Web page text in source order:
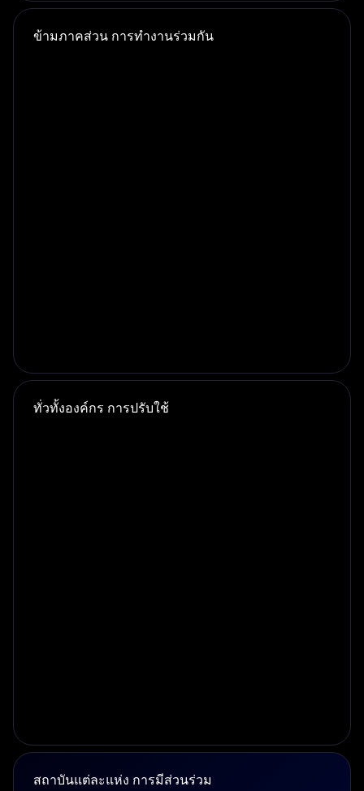
โทรคมนาคม หรือกลุ่มอุตสาหกรรมอีคอมเมิร์ซ จะเป็น
คุ้มครองในระดับภาคส่วน Group-IB ให้บริการด้าน
ข้ามภาคส่วน การทำงานร่วมกัน
อุตสาหกรรมต่างๆ สามารถเชื่อมต่อกันได้ข้ามภาคส่วน
ไม่ว่าจะเป็นสถาบันการเงิน ผู้ให้บริการโทรคมนาคม
เกม และอีคอมเมิร์ซ เพื่อเพิ่มประสิทธิภาพในการทำงาน
ทั่วทั้งองค์กร การปรับใช้
ภายในองค์กรในบริษัทสาขาและหน่วยธุรกิจทั่วโลก
โปรไฟล์ลูกค้าได้ทั่วทั้งองค์กรทั่วโลก ในขณะเดียวกันก็
สถาบันแต่ละแห่ง การมีส่วนร่วม